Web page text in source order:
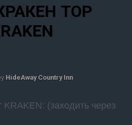
ТОР
HideAway Country Inn
(заходить через